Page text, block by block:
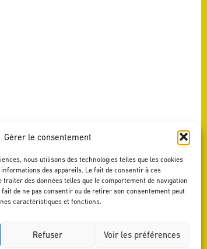
Gérer le consentement
nous utilisons des technologies telles que les cookies
des appareils. Le fait de consentir à ces
des données telles que le comportement de navigation
fait de ne pas consentir ou de retirer son consentement peut
caractéristiques et fonctions.
Refuser Voir les préférences